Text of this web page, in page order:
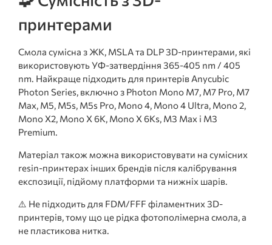
принтерами
Смола сумісна з ЖК, MSLA та DLP 3D-принтерами, які
використовують УФ-затвердіння 365-405 nm / 405
nm. Найкраще підходить для принтерів Anycubic
Photon Series, включно з Photon Mono M7, M7 Pro, M7
Max, M5, M5s, M5s Pro, Mono 4, Mono 4 Ultra, Mono 2,
Mono X2, Mono X 6K, Mono X 6Ks, M3 Max і M3
Premium.
Матеріал також можна використовувати на сумісних
resin-принтерах інших брендів після калібрування
експозиції, підйому платформи та нижніх шарів.
⚠️ Не підходить для FDM/FFF філаментних 3D-
принтерів, тому що це рідка фотополімерна смола, а
не пластикова нитка.